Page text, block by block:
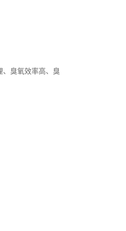
、臭氧效率高、臭